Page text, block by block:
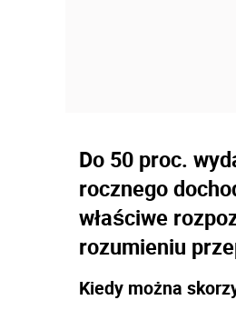
Do 50 proc.
rocznego
właściwe
rozumieniu
Kiedy można